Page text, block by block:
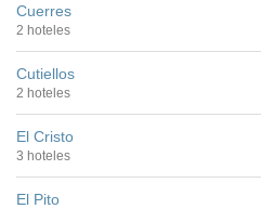
Cuerres
2 hoteles
Cutiellos
2 hoteles
El Cristo
3 hoteles
El Pito